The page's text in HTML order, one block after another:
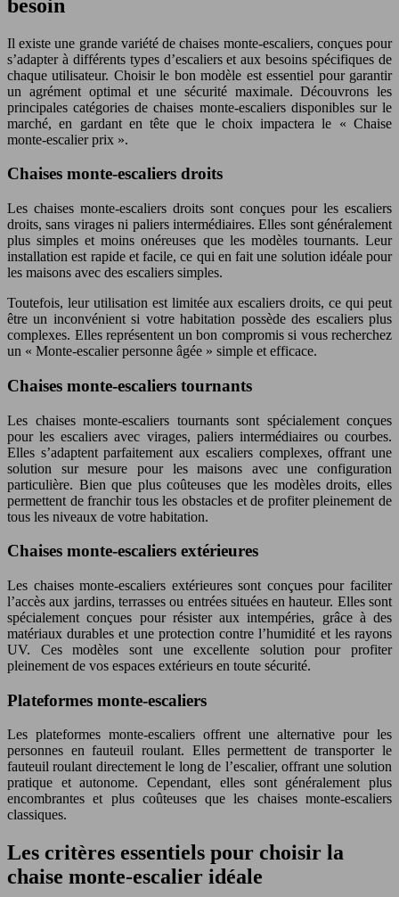
besoin
Il existe une grande variété de chaises monte-escaliers, conçues pour
s’adapter à différents types d’escaliers et aux besoins spécifiques de
chaque utilisateur. Choisir le bon modèle est essentiel pour garantir
un agrément optimal et une sécurité maximale. Découvrons les
principales catégories de chaises monte-escaliers disponibles sur le
marché, en gardant en tête que le choix impactera le « Chaise
monte-escalier prix ».
Chaises monte-escaliers droits
Les chaises monte-escaliers droits sont conçues pour les escaliers
droits, sans virages ni paliers intermédiaires. Elles sont généralement
plus simples et moins onéreuses que les modèles tournants. Leur
installation est rapide et facile, ce qui en fait une solution idéale pour
les maisons avec des escaliers simples.
Toutefois, leur utilisation est limitée aux escaliers droits, ce qui peut
être un inconvénient si votre habitation possède des escaliers plus
complexes. Elles représentent un bon compromis si vous recherchez
un « Monte-escalier personne âgée » simple et efficace.
Chaises monte-escaliers tournants
Les chaises monte-escaliers tournants sont spécialement conçues
pour les escaliers avec virages, paliers intermédiaires ou courbes.
Elles s’adaptent parfaitement aux escaliers complexes, offrant une
solution sur mesure pour les maisons avec une configuration
particulière. Bien que plus coûteuses que les modèles droits, elles
permettent de franchir tous les obstacles et de profiter pleinement de
tous les niveaux de votre habitation.
Chaises monte-escaliers extérieures
Les chaises monte-escaliers extérieures sont conçues pour faciliter
l’accès aux jardins, terrasses ou entrées situées en hauteur. Elles sont
spécialement conçues pour résister aux intempéries, grâce à des
matériaux durables et une protection contre l’humidité et les rayons
UV. Ces modèles sont une excellente solution pour profiter
pleinement de vos espaces extérieurs en toute sécurité.
Plateformes monte-escaliers
Les plateformes monte-escaliers offrent une alternative pour les
personnes en fauteuil roulant. Elles permettent de transporter le
fauteuil roulant directement le long de l’escalier, offrant une solution
pratique et autonome. Cependant, elles sont généralement plus
encombrantes et plus coûteuses que les chaises monte-escaliers
classiques.
Les critères essentiels pour choisir la
chaise monte-escalier idéale